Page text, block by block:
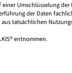
Umschlüsselung
der Daten
tatsächlichen
entnommen.